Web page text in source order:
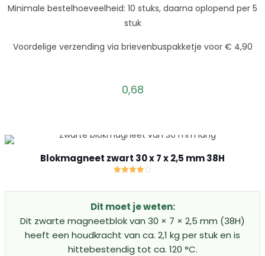
Minimale bestelhoeveelheid: 10 stuks, daarna oplopend per 5
stuk
Voordelige verzending via brievenbuspakketje voor € 4,90
0,68
Blokmagneet zwart 30 x 7 x 2,5 mm 38H
uit 5
Dit moet je weten:
Dit zwarte magneetblok van 30 × 7 × 2,5 mm (38H)
heeft een houdkracht van ca. 2,1 kg per stuk en is
hittebestendig tot ca. 120 °C.